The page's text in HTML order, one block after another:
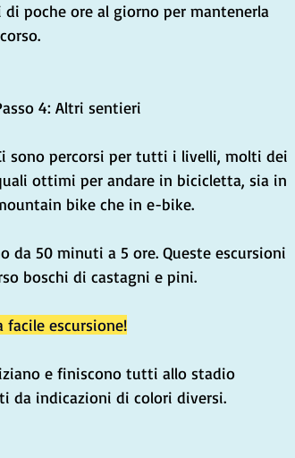
poche ore al giorno per mantenerla
4: Altri sentieri
sono percorsi per tutti i livelli, molti dei
ottimi per andare in bicicletta, sia in
bike che in e-bike.
da 50 minuti a 5 ore. Queste escursioni
boschi di castagni e pini.
escursione!
e finiscono tutti allo stadio
da indicazioni di colori diversi.